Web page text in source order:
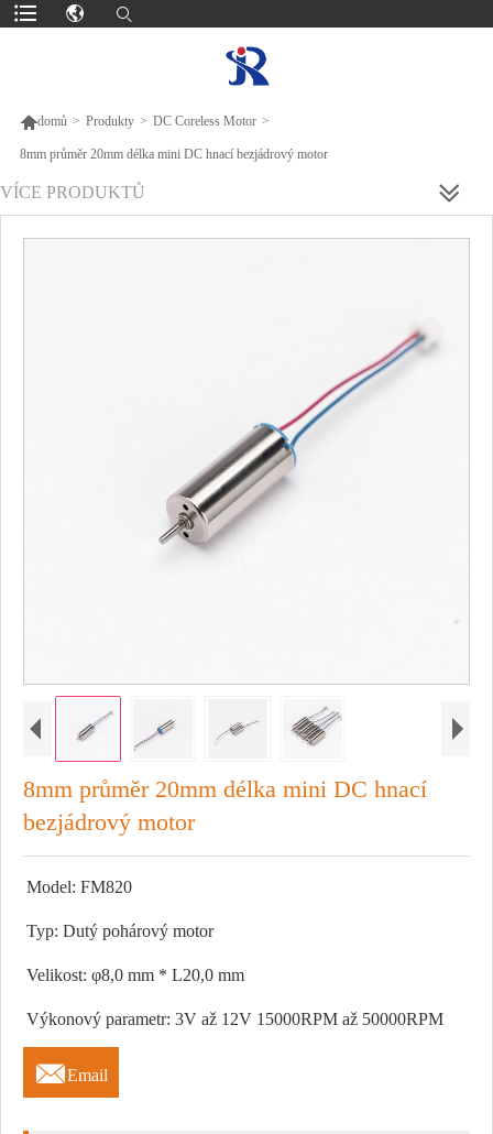
domů > Produkty > DC Coreless Motor >
8mm průměr 20mm délka mini DC hnací bezjádrový motor
VÍCE PRODUKTŮ
8mm průměr 20mm délka mini DC hnací
bezjádrový motor
Model: FM820
Typ: Dutý pohárový motor
Velikost: φ8,0 mm * L20,0 mm
Výkonový parametr: 3V až 12V 15000RPM až 50000RPM
Email